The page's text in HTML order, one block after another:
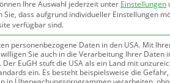
Ihre Auswahl jederzeit unter Einstellungen
Sie, dass aufgrund individueller Einstellungen
verfügbar sind.
personenbezogene Daten in den USA. Mit
Sie auch in die Verarbeitung Ihrer Daten
Der EuGH stuft die USA als ein Land mit
ein. Es besteht beispielsweise die